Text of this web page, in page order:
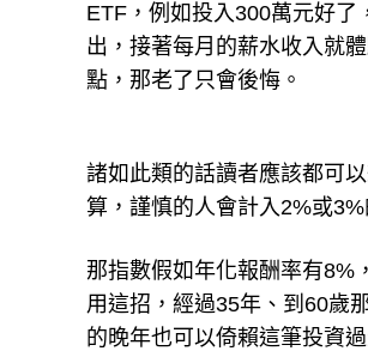
ETF，例如投入300萬元好了
出，接著每月的薪水收入就
點，那老了只會後悔。
諸如此類的話讀者應該都可
算，謹慎的人會計入2%或
那指數假如年化報酬率有8%
用這招，經過35年、到60歲
的晚年也可以倚賴這筆投資